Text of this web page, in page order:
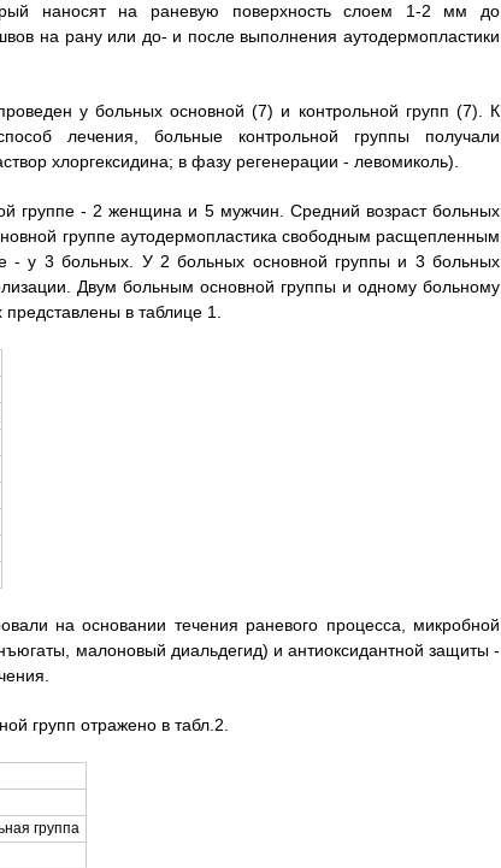
наносят на раневую поверхность слоем 1-2 мм до
на рану или до- и после выполнения аутодермопластики
у больных основной (7) и контрольной групп (7). К
лечения, больные контрольной группы получали
хлоргексидина; в фазу регенерации - левомиколь).
группе - 2 женщина и 5 мужчин. Средний возраст больных
группе аутодермопластика свободным расщепленным
- у 3 больных. У 2 больных основной группы и 3 больных
Двум больным основной группы и одному больному
в таблице 1.
на основании течения раневого процесса, микробной
малоновый диальдегид) и антиоксидантной защиты -
групп отражено в табл.2.
группа